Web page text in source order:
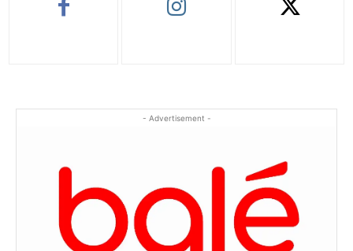
- Advertisement -